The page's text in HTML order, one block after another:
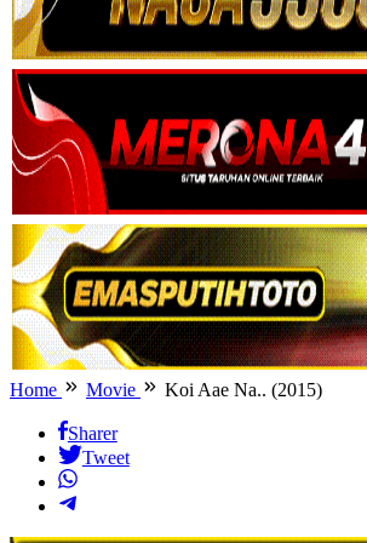
Home Movie Koi Aae Na.. (2015)
Sharer
Tweet